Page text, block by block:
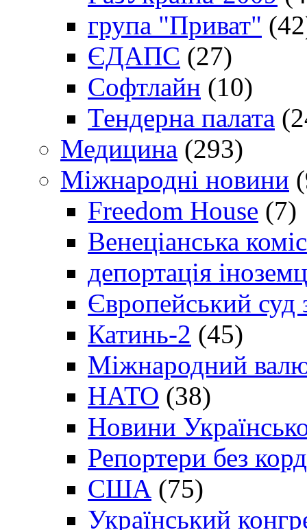
група "Приват"
ЄДАПС (27)
Софтлайн (10)
Тендерна палата
Медицина (293)
Міжнародні новини
Freedom House (7)
Венеціанська
депортація
Європейський
Катинь-2 (45)
Міжнародний
НАТО (38)
Новини
Репортери без
США (75)
Український